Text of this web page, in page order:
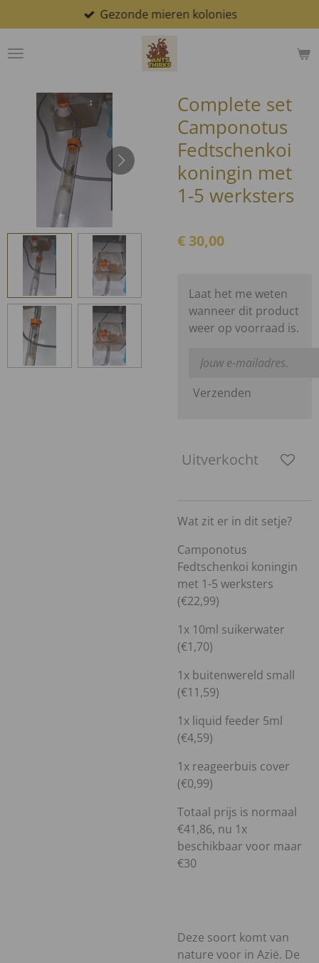
direct
naar
Gezonde mieren kolonies
Complete set
Camponotus
Fedtschenkoi
koningin met
1-5 werksters
€ 30,00
Laat het me weten
wanneer dit product
weer op voorraad is.
Verzenden
Uitverkocht
Wat zit er in dit setje?
Camponotus
Fedtschenkoi koningin
met 1-5 werksters
(€22,99)
1x 10ml suikerwater
(€1,70)
1x buitenwereld small
(€11,59)
1x liquid feeder 5ml
(€4,59)
1x reageerbuis cover
(€0,99)
Totaal prijs is normaal
€41,86, nu 1x
beschikbaar voor maar
€30
Deze soort komt van
nature voor in Azië. De